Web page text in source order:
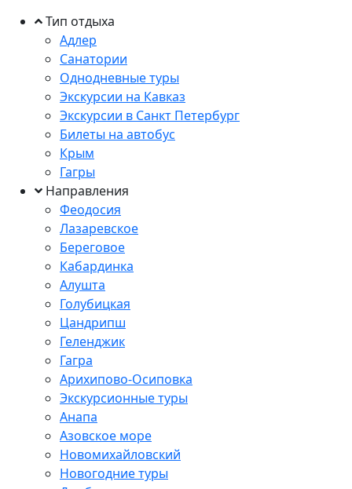
Тип отдыха
Адлер
Санатории
Однодневные туры
Экскурсии на Кавказ
Экскурсии в Санкт Петербург
Билеты на автобус
Крым
Гагры
Направления
Феодосия
Лазаревское
Береговое
Кабардинка
Алушта
Голубицкая
Цандрипш
Геленджик
Гагра
Арихипово-Осиповка
Экскурсионные туры
Анапа
Азовское море
Новомихайловский
Новогодние туры